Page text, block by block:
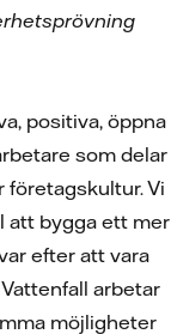
positiva, öppna
som delar
företagskultur. Vi
att bygga ett mer
efter att vara
arbetar
möjligheter